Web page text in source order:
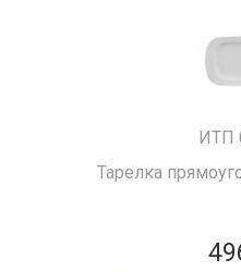
ИТП
Тарелка